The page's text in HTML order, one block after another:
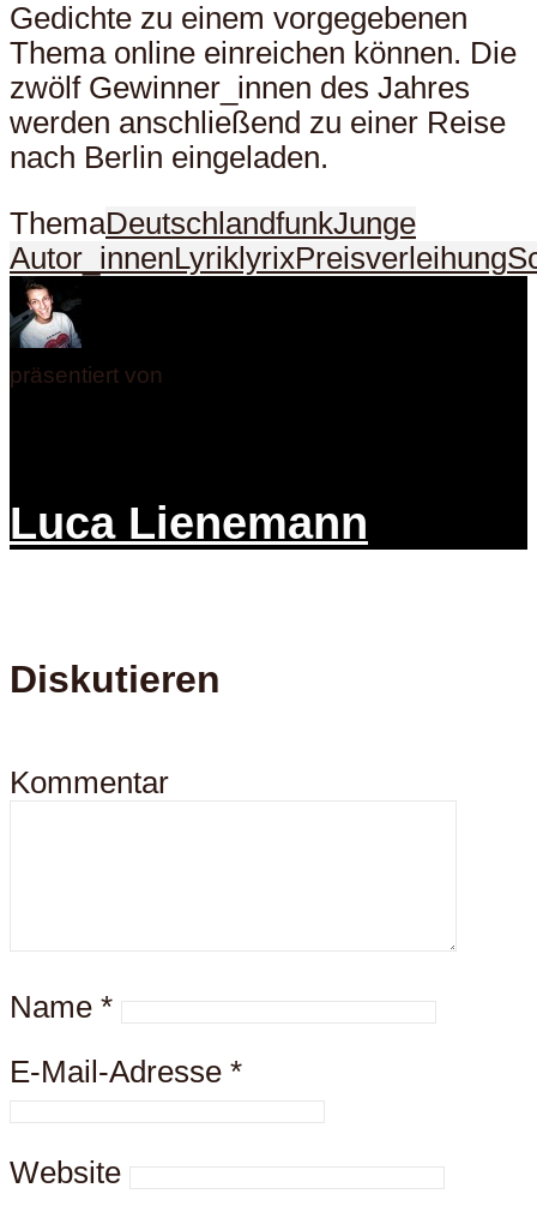
Gedichte zu einem vorgegebenen
Thema online einreichen können. Die
zwölf Gewinner_innen des Jahres
werden anschließend zu einer Reise
nach Berlin eingeladen.
ThemaDeutschlandfunkJunge
Autor_innenLyriklyrixPreisverleihung
präsentiert von
Luca Lienemann
Diskutieren
Kommentar
Name *
E-Mail-Adresse *
Website